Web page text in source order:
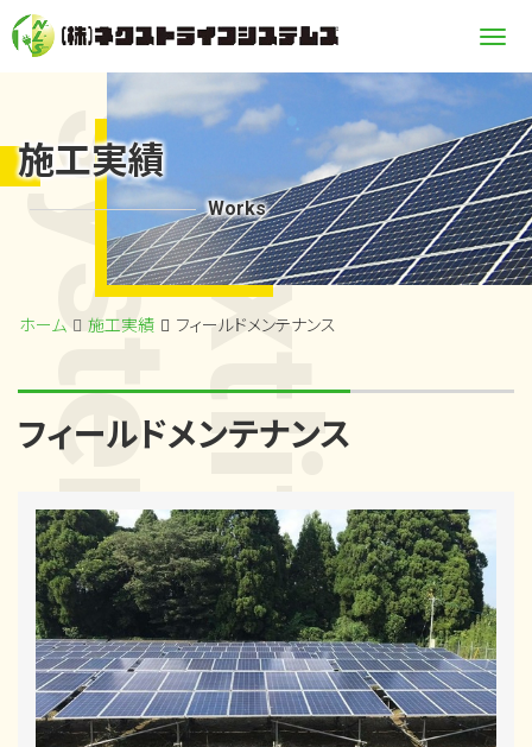
施工実績
Works
ホーム 施工実績 フィールドメンテナンス
フィールドメンテナンス
nextlife
systems